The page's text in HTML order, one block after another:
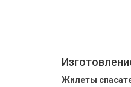
Жилеты